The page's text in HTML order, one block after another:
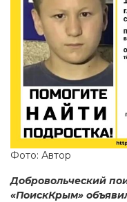
Фото: Автор
Добровольческий
«ПоискКрым»